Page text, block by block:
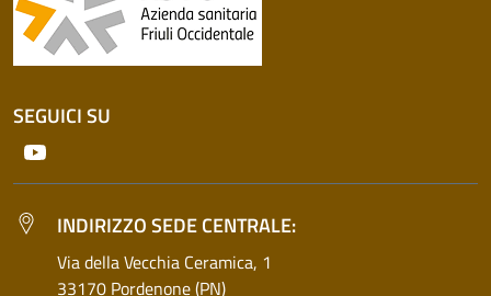
SEGUICI SU
INDIRIZZO SEDE CENTRALE:
Via della Vecchia Ceramica, 1
33170 Pordenone (PN)